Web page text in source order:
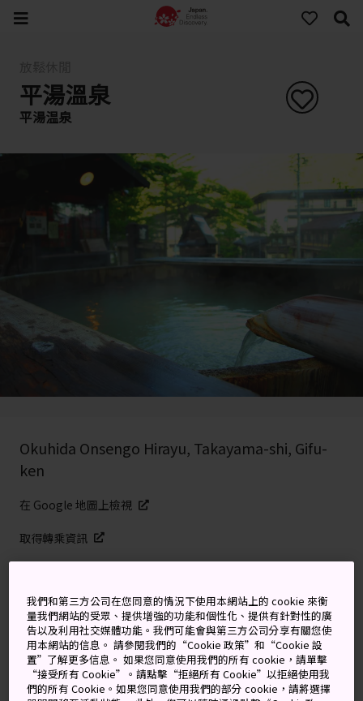
平湯溫泉
平湯温泉
Okuhida Onsengo Hirayu, Takayama-shi, Gifu-
ken
在 Google 地圖上檢視
取得轉乘資訊
關鍵字 地圖
平湯溫泉是一個位於山間的美麗
小鎮，且到處都可見溫泉。
我們和第三方公司在您同意的情況下使用本網站上的 cookie 來衡
量我們網站的受眾、提供增強的功能和個性化、提供有針對性的廣
告以及利用社交媒體功能。我們可能會與第三方公司分享有關您使
用本網站的信息。 請參閱我們的“Cookie 政策”和“Cookie 設
置”了解更多信息。 如果您同意使用我們的所有 cookie，請單擊
“接受所有 Cookie”。請點擊“拒絕所有 Cookie”以拒絕使用我
們的所有 Cookie。如果您同意使用我們的部分 cookie，請將選擇